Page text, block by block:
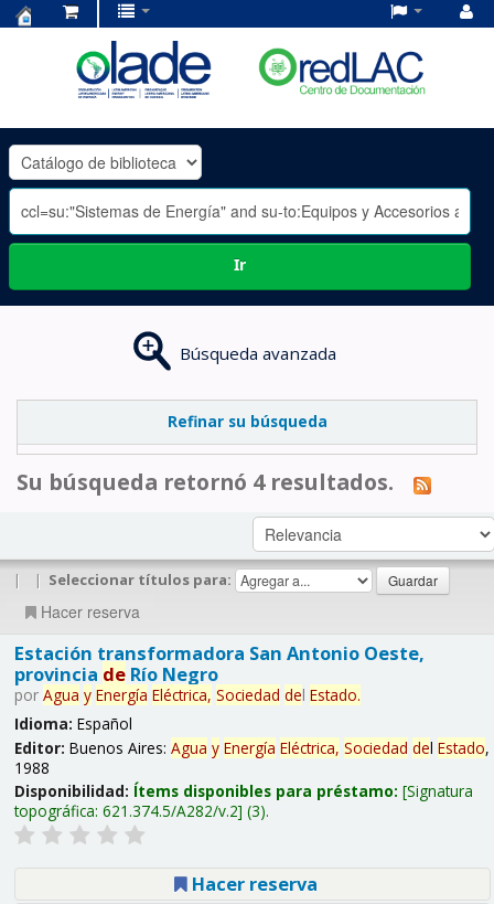
OLADE
-
Ir
Búsqueda avanzada
Refinar su búsqueda
Su búsqueda retornó 4 resultados.
| | Seleccionar títulos para:
Hacer reserva
Estación transformadora San Antonio Oeste,
provincia deRío Negro
por Agua y Energía Eléctrica, Sociedad del Estado.
Idioma: Español
Editor: Buenos Aires: Agua y Energía Eléctrica, Sociedad del Estado,
1988
Disponibilidad: Ítems disponibles para préstamo: Signatura
topográfica: 621.374.5/A282/v.2 (3).
Hacer reserva